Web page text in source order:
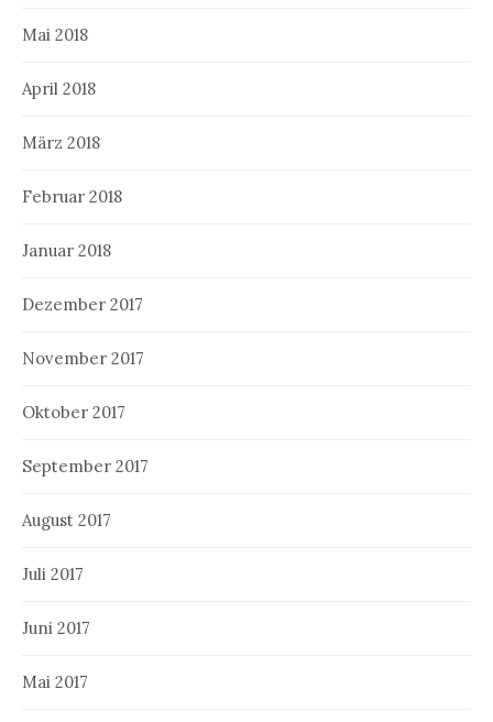
Mai 2018
April 2018
März 2018
Februar 2018
Januar 2018
Dezember 2017
November 2017
Oktober 2017
September 2017
August 2017
Juli 2017
Juni 2017
Mai 2017